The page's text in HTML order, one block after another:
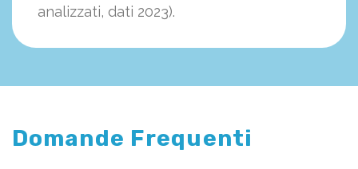
analizzati, dati 2023).
Domande Frequenti